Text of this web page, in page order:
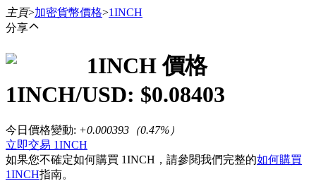
主頁>加密貨幣價格>1INCH
分享
1INCH 價格
1INCH/USD: $0.08403
今日價格變動: +0.000393 （0.47%）
立即交易 1INCH
如果您不確定如何購買 1INCH，請參閱我們完整的如何購買
1INCH指南。